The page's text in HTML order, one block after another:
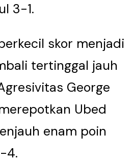
3-1.
skor menjadi
tertinggal jauh
George
Ubed
enam poin
4.